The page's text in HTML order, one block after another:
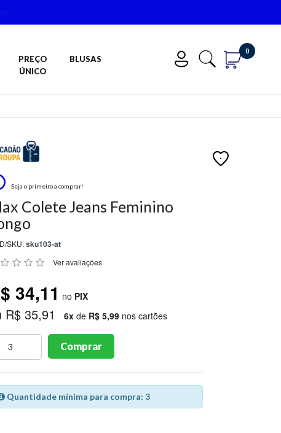
PREÇO
ÚNICO
BLUSAS
0
Seja o primeiro a comprar!
Colete Jeans Feminino
SKU:sku103-at
Ver avaliações
34,11 no PIX
R$ 35,91 6xde R$ 5,99nos cartões
Comprar
Quantidade mínima para compra: 3